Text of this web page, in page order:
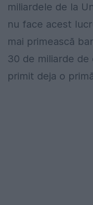
miliardele de la
nu face acest
mai primească
30 de miliarde
primit deja o